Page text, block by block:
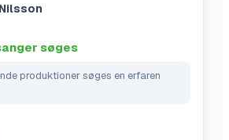
søges
produktioner søges en erfaren